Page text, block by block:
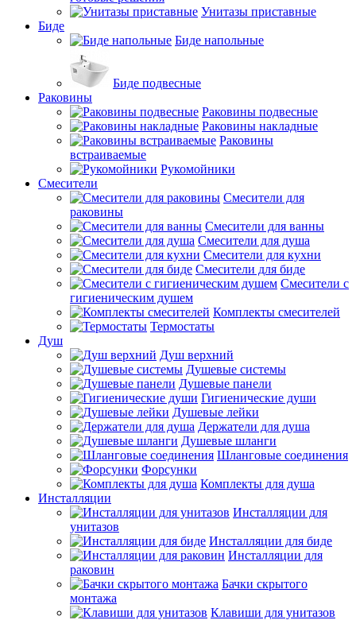
Унитазы приставные
Биде
Биде напольные
Биде подвесные
Раковины
Раковины подвесные
Раковины накладные
Раковины
встраиваемые
Рукомойники
Смесители
Смесители для
раковины
Смесители для ванны
Смесители для душа
Смесители для кухни
Смесители для биде
Смесители с
гигиеническим душем
Комплекты смесителей
Термостаты
Душ
Душ верхний
Душевые системы
Душевые панели
Гигиенические души
Душевые лейки
Держатели для душа
Душевые шланги
Шланговые соединения
Форсунки
Комплекты для душа
Инсталляции
Инсталляции для
унитазов
Инсталляции для биде
Инсталляции для
раковин
Бачки скрытого
монтажа
Клавиши для унитазов